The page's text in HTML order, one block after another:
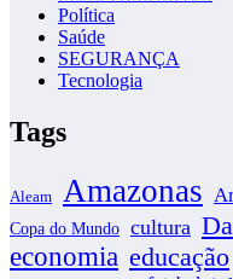
Política
Saúde
SEGURANÇA
Tecnologia
Tags
Aleam Amazonas
Copa do Mundo cultura
economia educação